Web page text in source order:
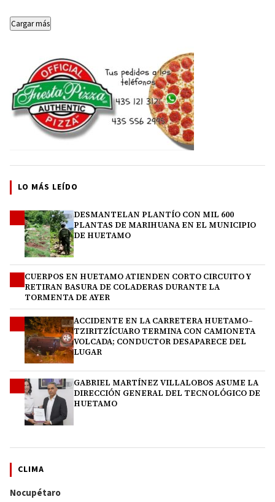
Cargar más
LO MÁS LEÍDO
DESMANTELAN PLANTÍO CON MIL 600
PLANTAS DE MARIHUANA EN EL MUNICIPIO
DE HUETAMO
CUERPOS EN HUETAMO ATIENDEN CORTO CIRCUITO Y
RETIRAN BASURA DE COLADERAS DURANTE LA
TORMENTA DE AYER
ACCIDENTE EN LA CARRETERA HUETAMO–
TZIRITZÍCUARO TERMINA CON CAMIONETA
VOLCADA; CONDUCTOR DESAPARECE DEL
LUGAR
GABRIEL MARTÍNEZ VILLALOBOS ASUME LA
DIRECCIÓN GENERAL DEL TECNOLÓGICO DE
HUETAMO
CLIMA
Nocupétaro